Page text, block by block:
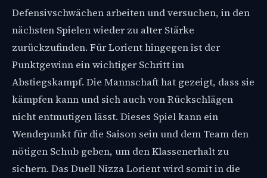
Defensivschwächen arbeiten und versuchen, in den
nächsten Spielen wieder zu alter Stärke
zurückzufinden. Für Lorient hingegen ist der
Punktgewinn ein wichtiger Schritt im
Abstiegskampf. Die Mannschaft hat gezeigt, dass sie
kämpfen kann und sich auch von Rückschlägen
nicht entmutigen lässt. Dieses Spiel kann ein
Wendepunkt für die Saison sein und dem Team den
nötigen Schub geben, um den Klassenerhalt zu
sichern. Das Duell Nizza Lorient wird somit in die